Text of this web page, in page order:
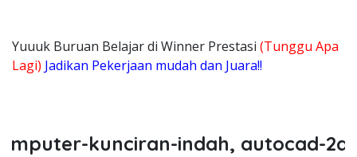
Yuuuk Buruan Belajar di Winner Prestasi (Tunggu Apa
Lagi) Jadikan Pekerjaan mudah dan Juara!!
kunciran-indah, autocad-2d-